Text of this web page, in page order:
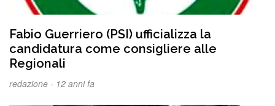
Fabio Guerriero (PSI) ufficializza la
candidatura come consigliere alle
Regionali
redazione - 12 anni fa